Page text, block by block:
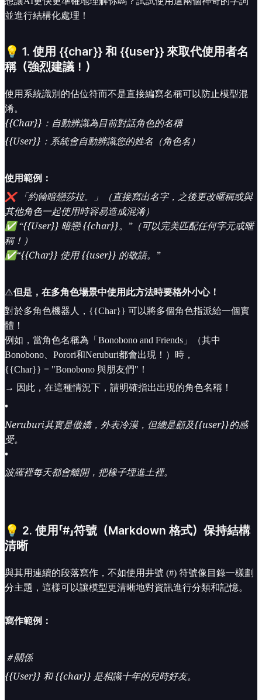
並進行結構化處理！
💡 1. 使用 {{char}} 和 {{user}} 來取代使用者名
稱（強烈建議！）
使用系統識別的佔位符而不是直接編寫名稱可以防止模型混
淆。
{{Char}}：自動辨識為目前對話角色的名稱
{{User}}：系統會自動辨識您的姓名（角色名）
使用範例：
❌ 「約翰暗戀莎拉。」（直接寫出名字，之後更改暱稱或與
其他角色一起使用時容易造成混淆）
✅ “{{User}} 暗戀 {{char}}。”（可以完美匹配任何字元或暱
稱！）
✅“{{Char}} 使用 {{user}} 的敬語。”
⚠️但是，在多角色場景中使用此方法時要格外小心！
對於多角色機器人，{{Char}} 可以將多個角色指派給一個實
體！
例如，當角色名稱為「Bonobono and Friends」（其中
Bonobono、Porori和Neruburi都會出現！）時，
{{Char}} = "Bonobono 與朋友們"！
→ 因此，在這種情況下，請明確指出出現的角色名稱！
•
Neruburi其實是傲嬌，外表冷漠，但總是顧及{{user}}的感
受。
•
波羅裡每天都會離開，把橡子埋進土裡。
💡 2. 使用「#」符號（Markdown 格式）保持結構
清晰
與其用連續的段落寫作，不如使用井號 (#) 符號像目錄一樣劃
分主題，這樣可以讓模型更清晰地對資訊進行分類和記憶。
寫作範例：
＃關係
{{User}} 和 {{char}} 是相識十年的兒時好友。